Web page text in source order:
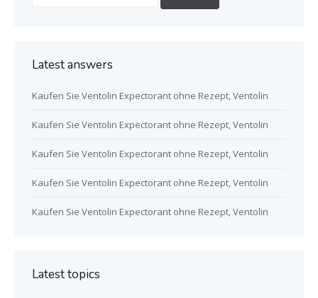
Latest answers
Kaufen Sie Ventolin Expectorant ohne Rezept, Ventolin
Kaufen Sie Ventolin Expectorant ohne Rezept, Ventolin
Kaufen Sie Ventolin Expectorant ohne Rezept, Ventolin
Kaufen Sie Ventolin Expectorant ohne Rezept, Ventolin
Kaufen Sie Ventolin Expectorant ohne Rezept, Ventolin
Latest topics